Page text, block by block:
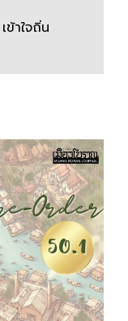
ข้าใจถิ่น